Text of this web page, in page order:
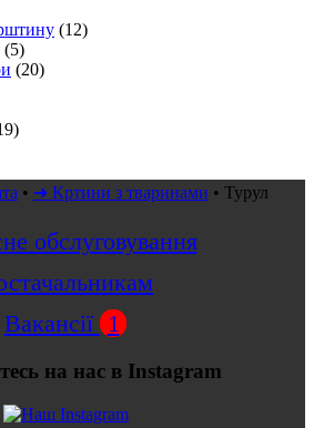
(12)
(5)
(20)
• ➜ Кртини з тваринами • Турул
обслуговування
Вакансії 1
на нас в Instagram